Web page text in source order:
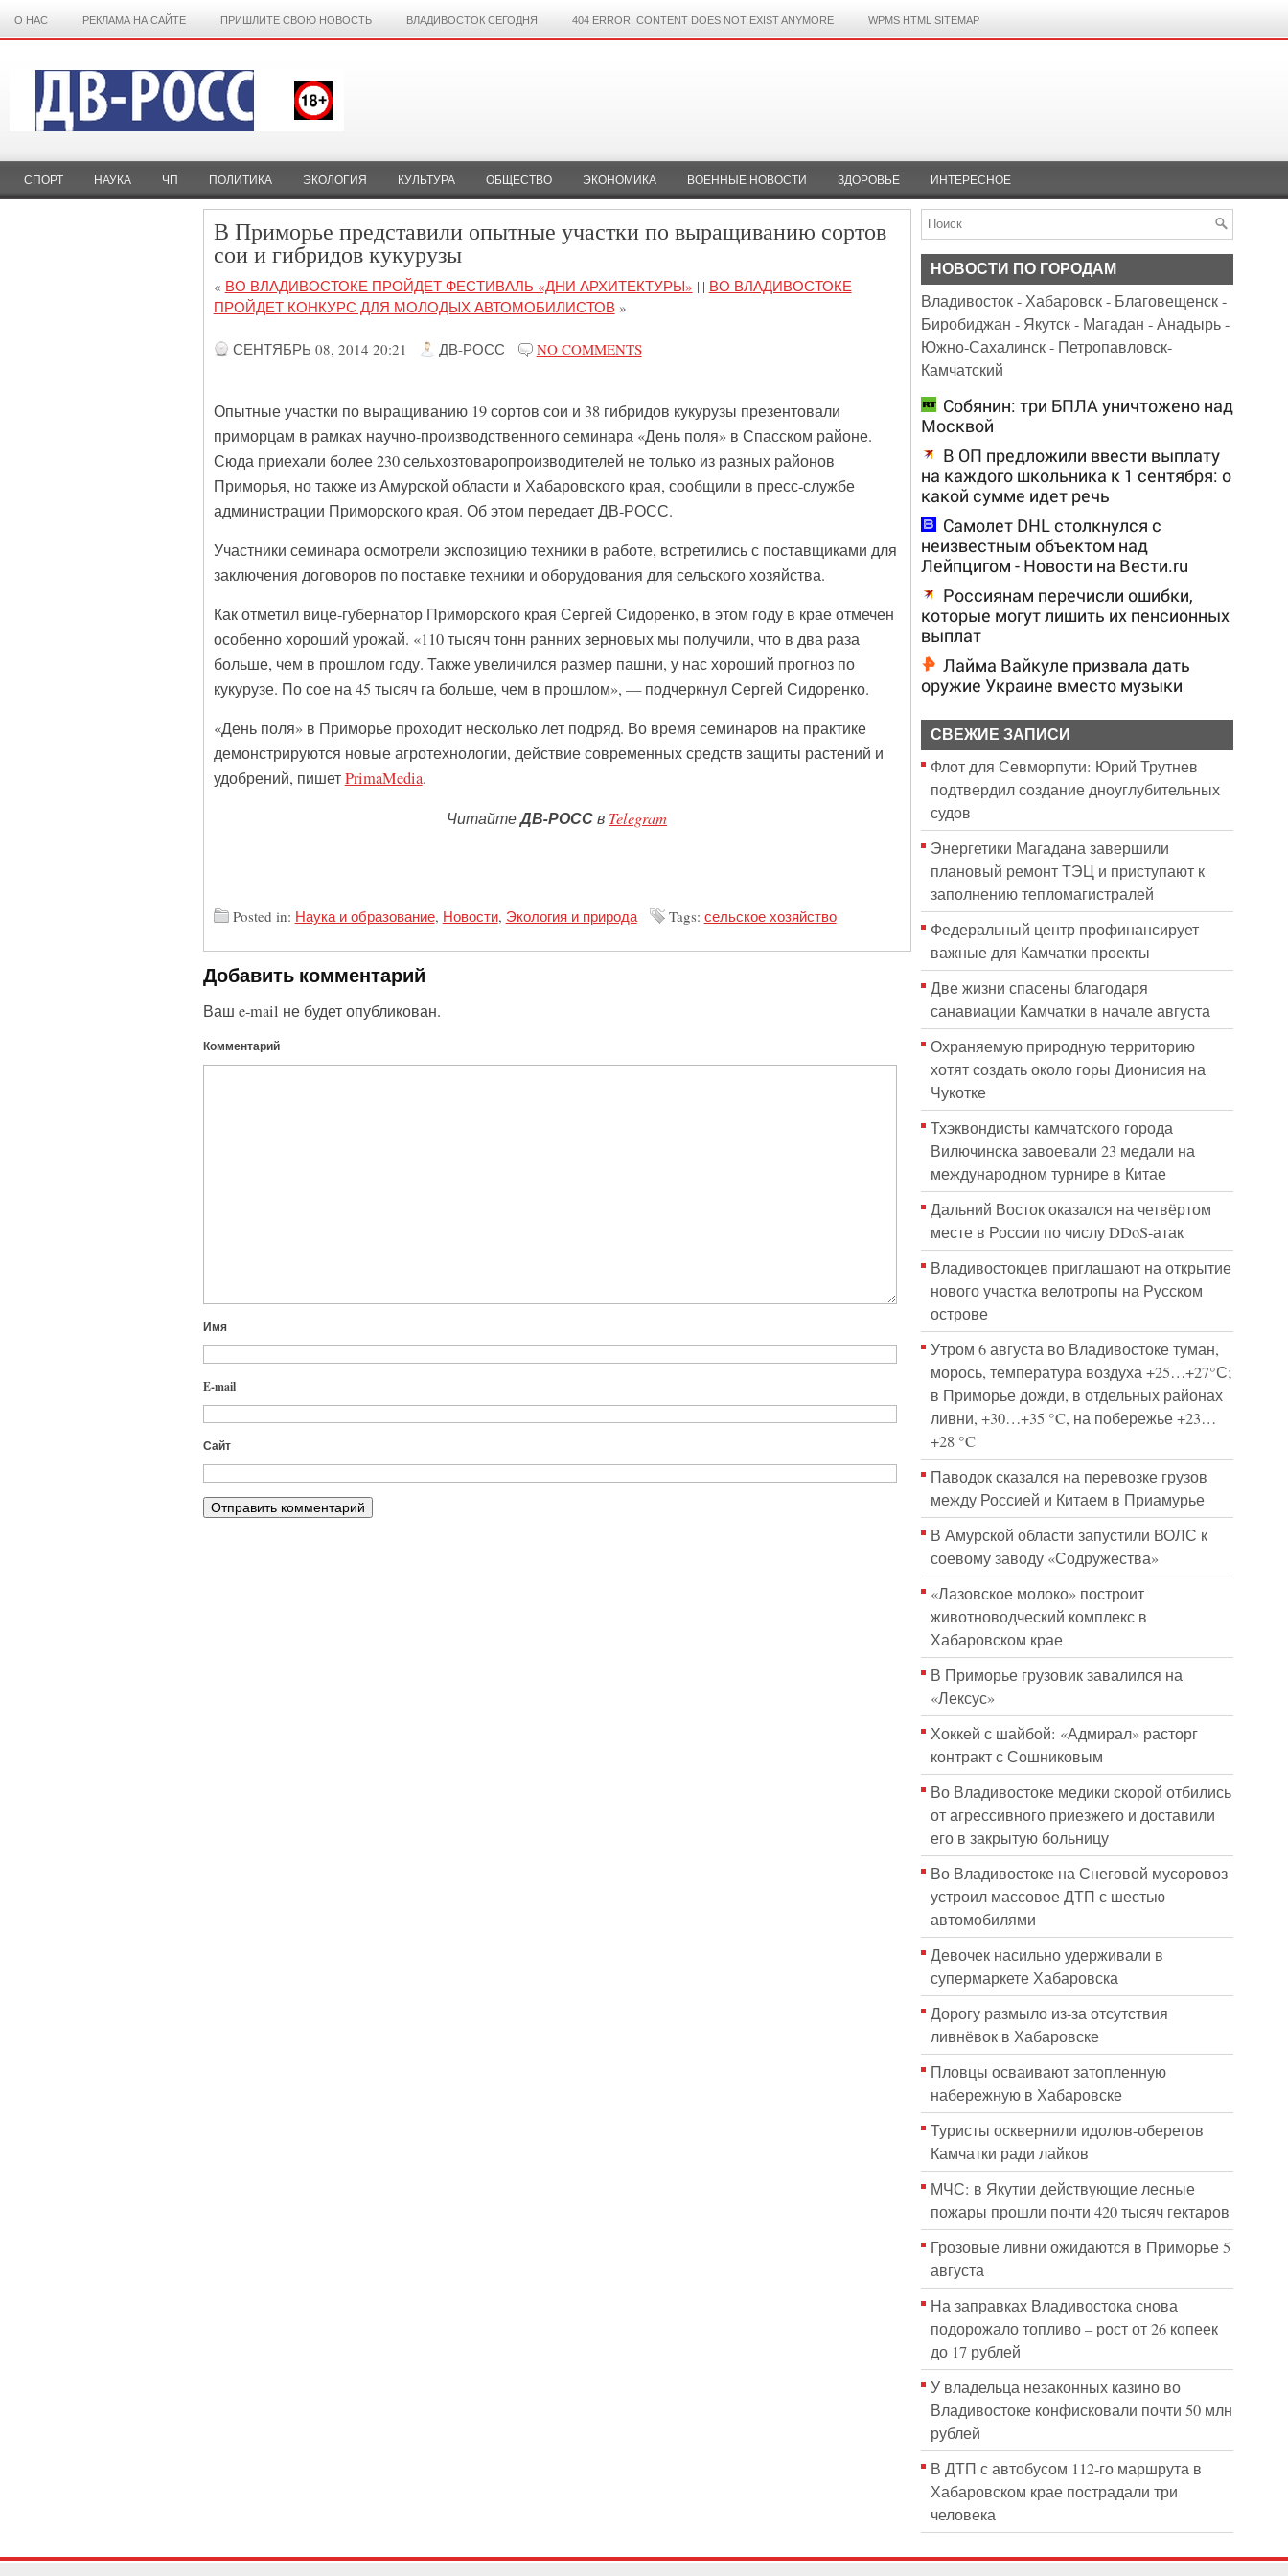
О НАС РЕКЛАМА НА САЙТЕ ПРИШЛИТЕ СВОЮ НОВОСТЬ ВЛАДИВОСТОК СЕГОДНЯ 404 ERROR, CONTENT DOES NOT EXIST ANYMORE WPMS HTML SITEMAP
СПОРТ НАУКА ЧП ПОЛИТИКА ЭКОЛОГИЯ КУЛЬТУРА ОБЩЕСТВО ЭКОНОМИКА ВОЕННЫЕ НОВОСТИ ЗДОРОВЬЕ ИНТЕРЕСНОЕ
В Приморье представили опытные участки по выращиванию сортов
сои и гибридов кукурузы
« ВО ВЛАДИВОСТОКЕ ПРОЙДЕТ ФЕСТИВАЛЬ «ДНИ АРХИТЕКТУРЫ» ||| ВО ВЛАДИВОСТОКЕ
ПРОЙДЕТ КОНКУРС ДЛЯ МОЛОДЫХ АВТОМОБИЛИСТОВ»
СЕНТЯБРЬ 08, 2014 20:21 ДВ-РОСС NO COMMENTS
Опытные участки по выращиванию 19 сортов сои и 38 гибридов кукурузы презентовали
приморцам в рамках научно-производственного семинара «День поля» в Спасском районе.
Сюда приехали более 230 сельхозтоваропроизводителей не только из разных районов
Приморья, но также из Амурской области и Хабаровского края, сообщили в пресс-службе
администрации Приморского края. Об этом передает ДВ-РОСС.
Участники семинара осмотрели экспозицию техники в работе, встретились с поставщиками для
заключения договоров по поставке техники и оборудования для сельского хозяйства.
Как отметил вице-губернатор Приморского края Сергей Сидоренко, в этом году в крае отмечен
особенно хороший урожай. «110 тысяч тонн ранних зерновых мы получили, что в два раза
больше, чем в прошлом году. Также увеличился размер пашни, у нас хороший прогноз по
кукурузе. По сое на 45 тысяч га больше, чем в прошлом», — подчеркнул Сергей Сидоренко.
«День поля» в Приморье проходит несколько лет подряд. Во время семинаров на практике
демонстрируются новые агротехнологии, действие современных средств защиты растений и
удобрений, пишетPrimaMedia.
ЧитайтеДВ-РОССв Telegram
Posted in: Наука и образование, Новости, Экология и природа Tags: сельское хозяйство
Добавить комментарий
Ваш e-mail не будет опубликован.
Комментарий
Имя
E-mail
Сайт
НОВОСТИ ПО ГОРОДАМ
Владивосток-Хабаровск- Благовещенск-
Биробиджан - Якутск- Магадан -Анадырь-
Южно-Сахалинск- Петропавловск-
Камчатский
Собянин: три БПЛА уничтожено над
Москвой
В ОП предложили ввести выплату
на каждого школьника к 1 сентября: о
какой сумме идет речь
Самолет DHL столкнулся с
неизвестным объектом над
Лейпцигом - Новости на Вести.ru
Россиянам перечисли ошибки,
которые могут лишить их пенсионных
выплат
Лайма Вайкуле призвала дать
оружие Украине вместо музыки
СВЕЖИЕ ЗАПИСИ
Флот для Севморпути: Юрий Трутнев
подтвердил создание дноуглубительных
судов
Энергетики Магадана завершили
плановый ремонт ТЭЦ и приступают к
заполнению тепломагистралей
Федеральный центр профинансирует
важные для Камчатки проекты
Две жизни спасены благодаря
санавиации Камчатки в начале августа
Охраняемую природную территорию
хотят создать около горы Дионисия на
Чукотке
Тхэквондисты камчатского города
Вилючинска завоевали 23 медали на
международном турнире в Китае
Дальний Восток оказался на четвёртом
месте в России по числу DDoS-атак
Владивостокцев приглашают на открытие
нового участка велотропы на Русском
острове
Утром 6 августа во Владивостоке туман,
морось, температура воздуха +25…+27°С;
в Приморье дожди, в отдельных районах
ливни, +30…+35 °C, на побережье +23…
+28 °C
Паводок сказался на перевозке грузов
между Россией и Китаем в Приамурье
В Амурской области запустили ВОЛС к
соевому заводу «Содружества»
«Лазовское молоко» построит
животноводческий комплекс в
Хабаровском крае
В Приморье грузовик завалился на
«Лексус»
Хоккей с шайбой: «Адмирал» расторг
контракт с Сошниковым
Во Владивостоке медики скорой отбились
от агрессивного приезжего и доставили
его в закрытую больницу
Во Владивостоке на Снеговой мусоровоз
устроил массовое ДТП с шестью
автомобилями
Девочек насильно удерживали в
супермаркете Хабаровска
Дорогу размыло из-за отсутствия
ливнёвок в Хабаровске
Пловцы осваивают затопленную
набережную в Хабаровске
Туристы осквернили идолов-оберегов
Камчатки ради лайков
МЧС: в Якутии действующие лесные
пожары прошли почти 420 тысяч гектаров
Грозовые ливни ожидаются в Приморье 5
августа
На заправках Владивостока снова
подорожало топливо – рост от 26 копеек
до 17 рублей
У владельца незаконных казино во
Владивостоке конфисковали почти 50 млн
рублей
В ДТП с автобусом 112-го маршрута в
Хабаровском крае пострадали три
человека